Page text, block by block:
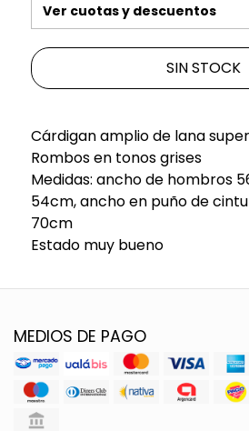
Ver cuotas y descuentos
SIN STOCK
Cárdigan amplio de lana
Rombos en tonos grises
Medidas: ancho de hombros
54cm, ancho en puño de
70cm
Estado muy bueno
MEDIOS DE PAGO